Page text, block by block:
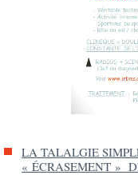
LA TALALGIE
« ÉCRASEMENT »